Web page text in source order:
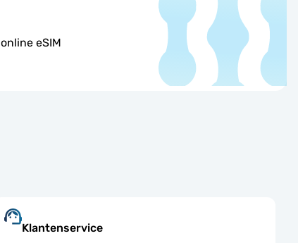
eSIM
Klantenservice